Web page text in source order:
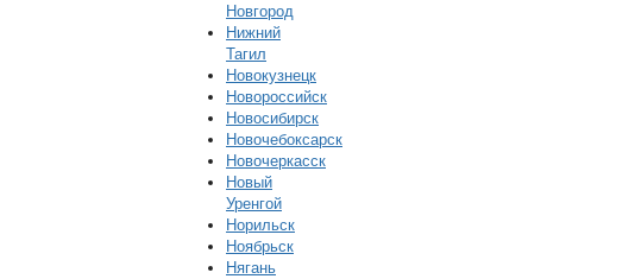
Новгород
Нижний
Тагил
Новокузнецк
Новороссийск
Новосибирск
Новочебоксарск
Новочеркасск
Новый
Уренгой
Норильск
Ноябрьск
Нягань